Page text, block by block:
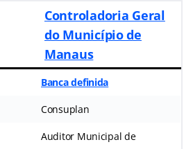
Controladoria Geral
do Município de
Manaus
Banca definida
Consuplan
Auditor Municipal de